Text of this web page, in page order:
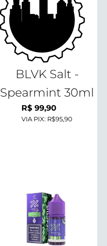
BLVK Salt -
Spearmint 30ml
R$ 99,90
VIA PIX: R$95,90